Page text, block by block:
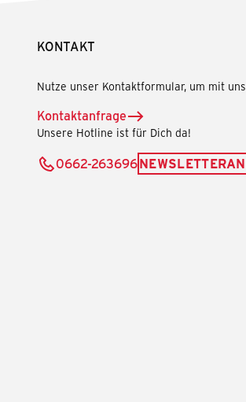
KONTAKT
Nutze unser Kontaktformular, um mit
Kontaktanfrage
Unsere Hotline ist für Dich da!
0662-263696